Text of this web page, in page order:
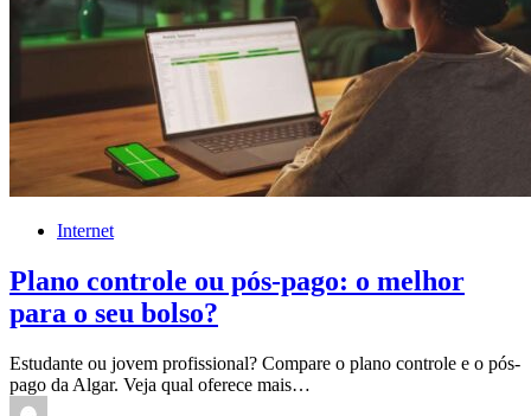
Internet
Plano controle ou pós-pago: o melhor
para o seu bolso?
Estudante ou jovem profissional? Compare o plano controle e o pós-
pago da Algar. Veja qual oferece mais…